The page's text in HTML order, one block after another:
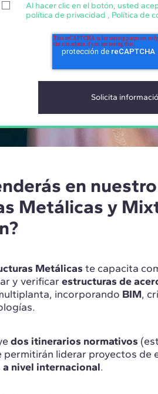
Al hacer clic en el botón, usted
política de privacidad , Política de
en
Metálicas y
Metálicas te capacita
y verificar estructuras de
incorporando BIM,
dos itinerarios normativos
permitirán liderar proyectos de
a nivel internacional.